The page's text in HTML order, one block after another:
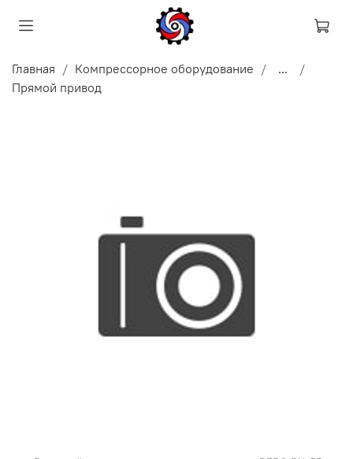
Главная Компрессорное оборудование
...
Прямой привод